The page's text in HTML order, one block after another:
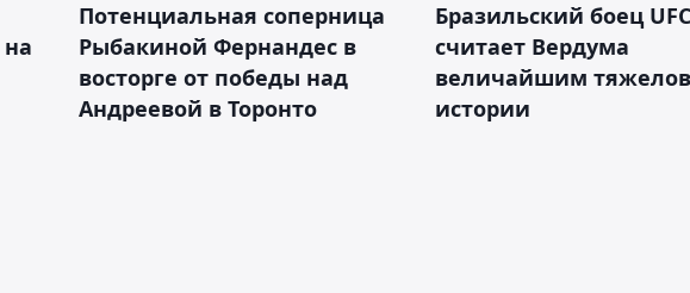
Потенциальная соперница
Рыбакиной Фернандес в
восторге от победы над
Андреевой в Торонто
Бразильский боец
считает Вердума
величайшим
истории